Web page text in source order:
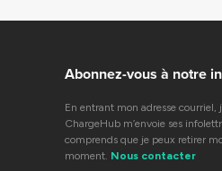
Abonnez-vous à notre
En entrant mon adresse courriel,
ChargeHub m’envoie ses
comprends que je peux retirer
moment. Nous contacter